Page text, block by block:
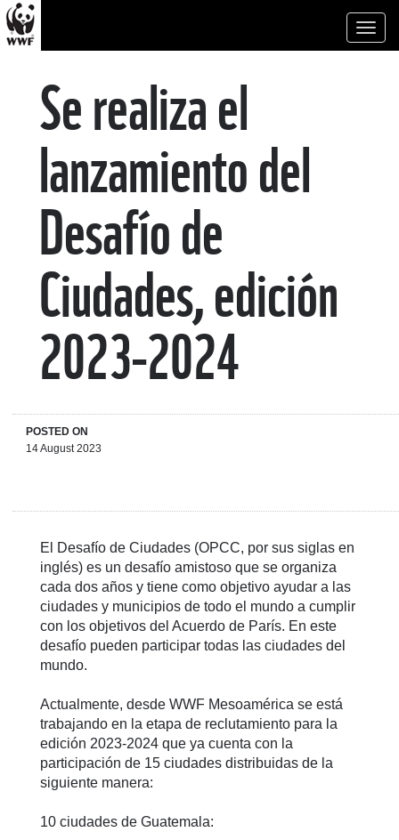
Se realiza el
lanzamiento del
Desafío de
Ciudades, edición
2023-2024
POSTED ON
14 August 2023
El Desafío de Ciudades (OPCC, por sus siglas en
inglés) es un desafío amistoso que se organiza
cada dos años y tiene como objetivo ayudar a las
ciudades y municipios de todo el mundo a cumplir
con los objetivos del Acuerdo de París. En este
desafío pueden participar todas las ciudades del
mundo.
Actualmente, desde WWF Mesoamérica se está
trabajando en la etapa de reclutamiento para la
edición 2023-2024 que ya cuenta con la
participación de 15 ciudades distribuidas de la
siguiente manera:
10 ciudades de Guatemala: